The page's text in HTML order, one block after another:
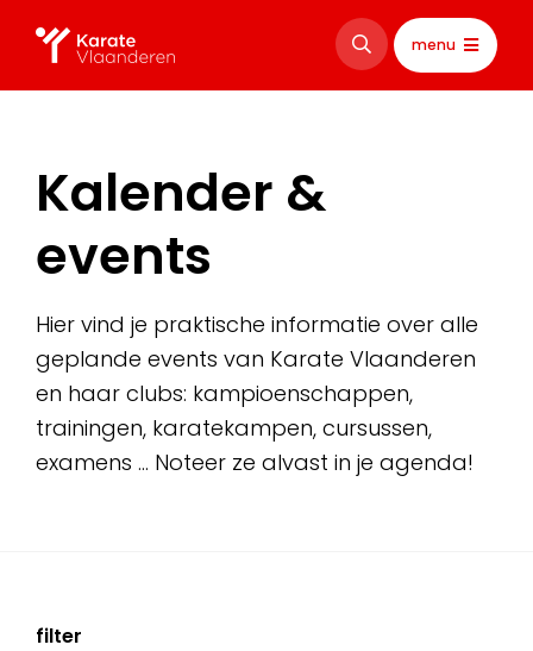
menu
Kalender &
events
Hier vind je praktische informatie over alle
geplande events van Karate Vlaanderen
en haar clubs: kampioenschappen,
trainingen, karatekampen, cursussen,
examens … Noteer ze alvast in je agenda!
filter